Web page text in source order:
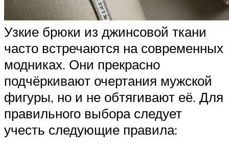
Узкие брюки из джинсовой ткани
часто встречаются на современных
модниках. Они прекрасно
подчёркивают очертания мужской
фигуры, но и не обтягивают её. Для
правильного выбора следует
учесть следующие правила: